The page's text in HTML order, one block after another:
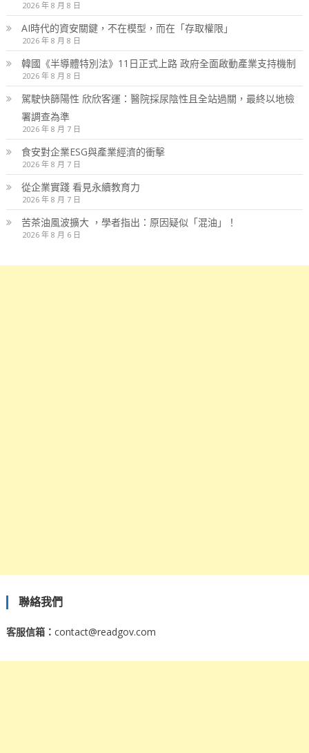
2026 年 8 月 8 日
AI時代的資安關鍵，不在模型，而在「存取權限」
2026 年 8 月 8 日
韓國《半導體特別法》11日正式上路 政府全面啟動產業支持機制
2026 年 8 月 8 日
駕駛快篩陽性 欣欣客運：醫院採尿陰性且全站過關，最終以地檢
署調查為準
2026 年 8 月 7 日
食安對企業ESG與產業經濟的衝擊
2026 年 8 月 7 日
從企業實踐 看見永續教育力
2026 年 8 月 7 日
苦茶油風波擴大 ，學者指出：原因疑似「混油」！
2026 年 8 月 6 日
聯絡我們
客服信箱： contact@readgov.com